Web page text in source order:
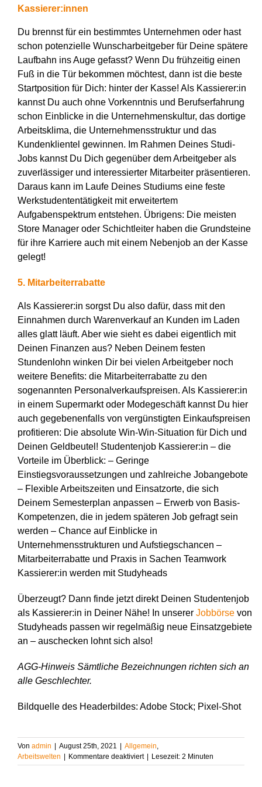
Kassierer:innen
Du brennst für ein bestimmtes Unternehmen oder hast
schon potenzielle Wunscharbeitgeber für Deine spätere
Laufbahn ins Auge gefasst? Wenn Du frühzeitig einen
Fuß in die Tür bekommen möchtest, dann ist die beste
Startposition für Dich: hinter der Kasse! Als Kassierer:in
kannst Du auch ohne Vorkenntnis und Berufserfahrung
schon Einblicke in die Unternehmenskultur, das dortige
Arbeitsklima, die Unternehmensstruktur und das
Kundenklientel gewinnen. Im Rahmen Deines Studi-
Jobs kannst Du Dich gegenüber dem Arbeitgeber als
zuverlässiger und interessierter Mitarbeiter präsentieren.
Daraus kann im Laufe Deines Studiums eine feste
Werkstudententätigkeit mit erweitertem
Aufgabenspektrum entstehen. Übrigens: Die meisten
Store Manager oder Schichtleiter haben die Grundsteine
für ihre Karriere auch mit einem Nebenjob an der Kasse
gelegt!
5. Mitarbeiterrabatte
Als Kassierer:in sorgst Du also dafür, dass mit den
Einnahmen durch Warenverkauf an Kunden im Laden
alles glatt läuft. Aber wie sieht es dabei eigentlich mit
Deinen Finanzen aus? Neben Deinem festen
Stundenlohn winken Dir bei vielen Arbeitgeber noch
weitere Benefits: die Mitarbeiterrabatte zu den
sogenannten Personalverkaufspreisen. Als Kassierer:in
in einem Supermarkt oder Modegeschäft kannst Du hier
auch gegebenenfalls von vergünstigten Einkaufspreisen
profitieren: Die absolute Win-Win-Situation für Dich und
Deinen Geldbeutel! Studentenjob Kassierer:in – die
Vorteile im Überblick: – Geringe
Einstiegsvoraussetzungen und zahlreiche Jobangebote
– Flexible Arbeitszeiten und Einsatzorte, die sich
Deinem Semesterplan anpassen – Erwerb von Basis-
Kompetenzen, die in jedem späteren Job gefragt sein
werden – Chance auf Einblicke in
Unternehmensstrukturen und Aufstiegschancen –
Mitarbeiterrabatte und Praxis in Sachen Teamwork
Kassierer:in werden mit Studyheads
Überzeugt? Dann finde jetzt direkt Deinen Studentenjob
als Kassierer:in in Deiner Nähe! In unserer Jobbörsevon
Studyheads passen wir regelmäßig neue Einsatzgebiete
an – auschecken lohnt sich also!
AGG-Hinweis Sämtliche Bezeichnungen richten sich an
alle Geschlechter.
Bildquelle des Headerbildes: Adobe Stock; Pixel-Shot
Von admin August 25th, 2021 Allgemein,
Arbeitswelten
Kommentare deaktiviertfür
Studentenjob
Lesezeit: 2 Minuten